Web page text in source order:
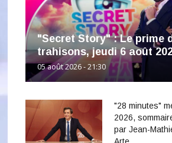
"Secret Story" : Le prime
trahisons, jeudi 6 août
05 août 2026 - 21:30
"28 minutes"
2026,
par Jean-